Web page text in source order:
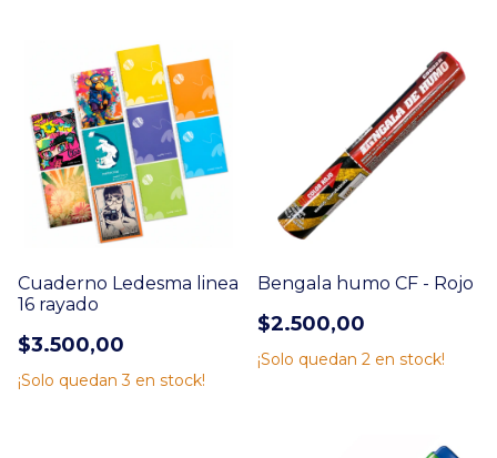
Cuaderno Ledesma linea
16 rayado
$3.500,00
¡Solo quedan3 en stock!
Bengala humo CF - Rojo
$2.500,00
¡Solo quedan 2 en stock!